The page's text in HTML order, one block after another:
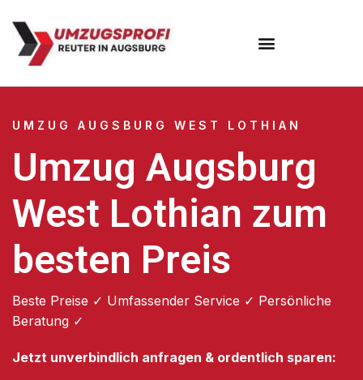
UMZUG AUGSBURG WEST LOTHIAN
Umzug Augsburg
West Lothian zum
besten Preis
Beste Preise ✓ Umfassender Service ✓ Persönliche
Beratung ✓
Jetzt unverbindlich anfragen & ordentlich sparen: